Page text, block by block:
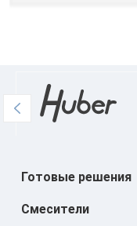
Готовые решения
Смесители